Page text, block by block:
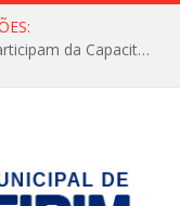
Servidores e Vereadores de Almeirim Participam da Capacitação “Orientar é a Nossa Missão”